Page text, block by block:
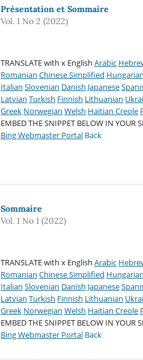
Présentation et Sommaire
Vol. 1 No 2 (2022)
TRANSLATE with x EnglishArabic
Romanian Chinese Simplified Hungarian
Italian Slovenian Danish Japanese
Latvian Turkish Finnish Lithuanian
Greek Norwegian Welsh Haitian Creole
EMBED THE SNIPPET BELOW IN YOUR
Bing Webmaster Portal Back
Sommaire
Vol. 1 No 1 (2022)
TRANSLATE with x EnglishArabic
Romanian Chinese Simplified Hungarian
Italian Slovenian Danish Japanese
Latvian Turkish Finnish Lithuanian
Greek Norwegian Welsh Haitian Creole
EMBED THE SNIPPET BELOW IN YOUR
Bing Webmaster Portal Back